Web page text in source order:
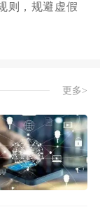
则，规避虚假
更多>